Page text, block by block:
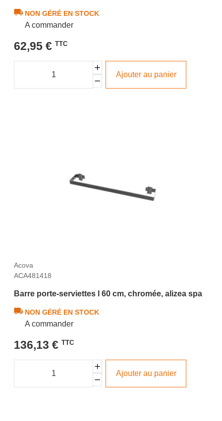
NON GÉRÉ EN STOCK
A commander
62,95 € TTC
Ajouter au panier
Acova
ACA481418
Barre porte-serviettes l 60 cm, chromée, alizea spa
NON GÉRÉ EN STOCK
A commander
136,13 € TTC
Ajouter au panier